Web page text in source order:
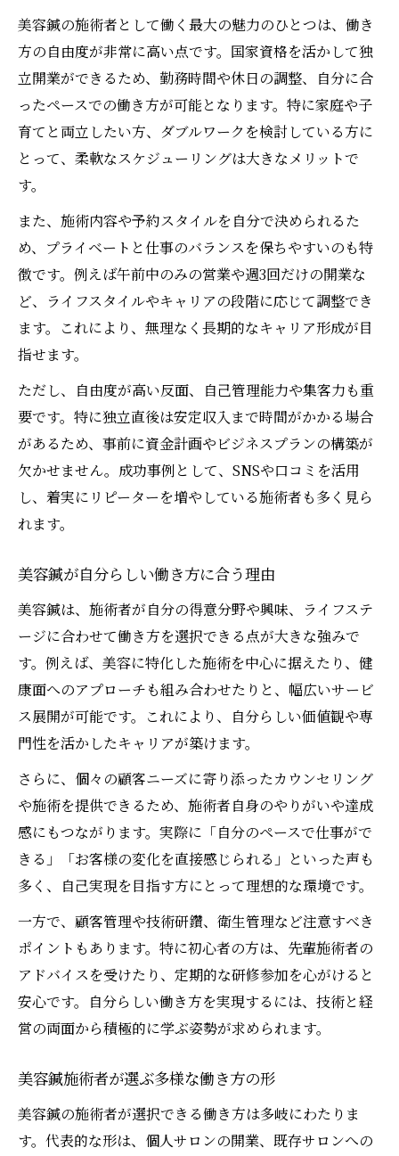
美容鍼の施術者として働く最大の魅力のひとつは、働き
方の自由度が非常に高い点です。国家資格を活かして独
立開業ができるため、勤務時間や休日の調整、自分に合
ったペースでの働き方が可能となります。特に家庭や子
育てと両立したい方、ダブルワークを検討している方に
とって、柔軟なスケジューリングは大きなメリットで
す。
また、施術内容や予約スタイルを自分で決められるた
め、プライベートと仕事のバランスを保ちやすいのも特
徴です。例えば午前中のみの営業や週3回だけの開業な
ど、ライフスタイルやキャリアの段階に応じて調整でき
ます。これにより、無理なく長期的なキャリア形成が目
指せます。
ただし、自由度が高い反面、自己管理能力や集客力も重
要です。特に独立直後は安定収入まで時間がかかる場合
があるため、事前に資金計画やビジネスプランの構築が
欠かせません。成功事例として、SNSや口コミを活用
し、着実にリピーターを増やしている施術者も多く見ら
れます。
美容鍼が自分らしい働き方に合う理由
美容鍼は、施術者が自分の得意分野や興味、ライフステ
ージに合わせて働き方を選択できる点が大きな強みで
す。例えば、美容に特化した施術を中心に据えたり、健
康面へのアプローチも組み合わせたりと、幅広いサービ
ス展開が可能です。これにより、自分らしい価値観や専
門性を活かしたキャリアが築けます。
さらに、個々の顧客ニーズに寄り添ったカウンセリング
や施術を提供できるため、施術者自身のやりがいや達成
感にもつながります。実際に「自分のペースで仕事がで
きる」「お客様の変化を直接感じられる」といった声も
多く、自己実現を目指す方にとって理想的な環境です。
一方で、顧客管理や技術研鑽、衛生管理など注意すべき
ポイントもあります。特に初心者の方は、先輩施術者の
アドバイスを受けたり、定期的な研修参加を心がけると
安心です。自分らしい働き方を実現するには、技術と経
営の両面から積極的に学ぶ姿勢が求められます。
美容鍼施術者が選ぶ多様な働き方の形
美容鍼の施術者が選択できる働き方は多岐にわたりま
す。代表的な形は、個人サロンの開業、既存サロンへの